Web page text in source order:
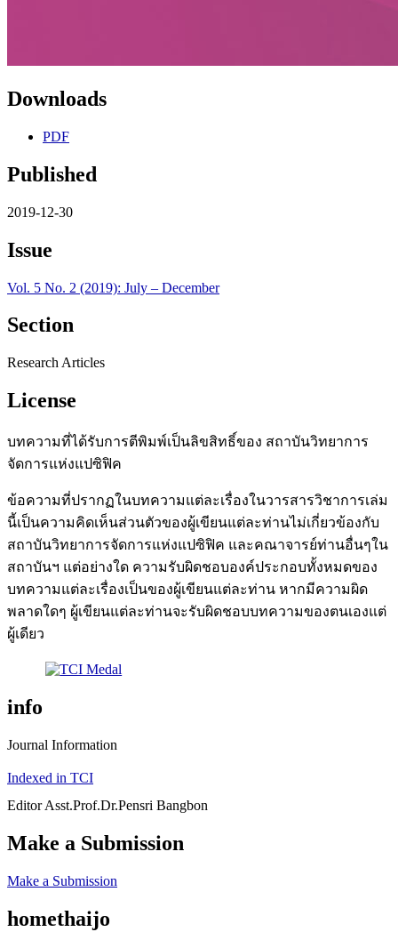
Downloads
PDF
Published
2019-12-30
Issue
Vol. 5 No. 2 (2019): July – December
Section
Research Articles
License
บทความที่ได้รับการตีพิมพ์เป็นลิขสิทธิ์ของ สถาบันวิทยาการ
จัดการแห่งแปซิฟิค
ข้อความที่ปรากฏในบทความแต่ละเรื่องในวารสารวิชาการเล่ม
นี้เป็นความคิดเห็นส่วนตัวของผู้เขียนแต่ละท่านไม่เกี่ยวข้องกับ
สถาบันวิทยาการจัดการแห่งแปซิฟิค และคณาจารย์ท่านอื่นๆใน
สถาบันฯ แต่อย่างใด ความรับผิดชอบองค์ประกอบทั้งหมดของ
บทความแต่ละเรื่องเป็นของผู้เขียนแต่ละท่าน หากมีความผิด
พลาดใดๆ ผู้เขียนแต่ละท่านจะรับผิดชอบบทความของตนเองแต่
ผู้เดียว
info
Journal Information
Indexed in TCI
Editor Asst.Prof.Dr.Pensri Bangbon
Make a Submission
Make a Submission
homethaijo